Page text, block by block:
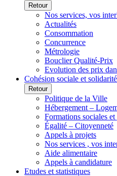
Retour
Nos services, vos
Actualités
Consommation
Concurrence
Métrologie
Bouclier Qualité-Prix
Evolution des prix
Cohésion sociale et
Retour
Politique de la Ville
Hébergement –
Formations sociales
Égalité – Citoyenneté
Appels à projets
Nos services , vos
Aide alimentaire
Appels à candidature
Etudes et statistiques